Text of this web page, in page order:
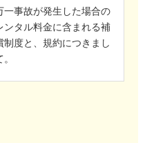
一事故が発生した場合の
ンタル料金に含まれる補
制度と、規約につきまし
。